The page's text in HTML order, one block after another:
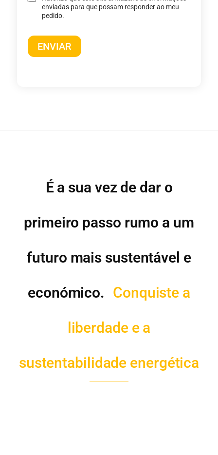
enviadas para que possam responder ao meu
pedido.
ENVIAR
É a sua vez de dar o
primeiro passo rumo a um
futuro mais sustentável e
económico. Conquiste a
liberdade e a
sustentabilidade energética